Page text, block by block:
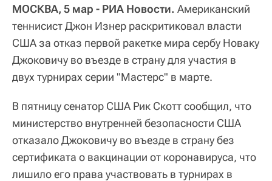
МОСКВА, 5 мар - РИА Новости. Американский
теннисист Джон Изнер раскритиковал власти
США за отказ первой ракетке мира сербу Новаку
Джоковичу во въезде в страну для участия в
двух турнирах серии "Мастерс" в марте.
В пятницу сенатор США Рик Скотт сообщил, что
министерство внутренней безопасности США
отказало Джоковичу во въезде в страну без
сертификата о вакцинации от коронавируса, что
лишило его права участвовать в турнирах в